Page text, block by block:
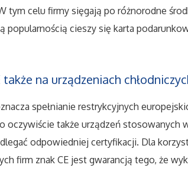
tym celu firmy sięgają po różnorodne
popularnością cieszy się karta
także na urządzeniach
spełnianie restrykcyjnych
oczywiście także urządzeń stosowanych
odpowiedniej certyfikacji. Dla
firm znak CE jest gwarancją tego, że